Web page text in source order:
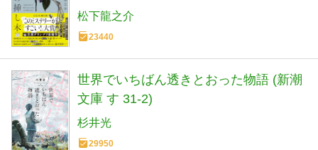
松下龍之介
23440
世界でいちばん透きとおった物語 (新潮
文庫 す 31-2)
杉井光
29950